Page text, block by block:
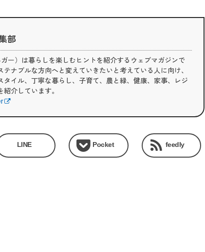
部
ー）は暮らしを楽しむヒントを紹介するウェブマガジンで
ナブルな方向へと変えていきたいと考えている人に向け、
タイル、丁寧な暮らし、子育て、農と緑、健康、家事、レジ
介しています。
LINE Pocket feedly